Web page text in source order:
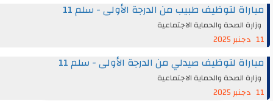
مباراة لتوظيف طبيب من الدرجة الأولى - سلم 11
وزارة الصحة والحماية الاجتماعية
11 دجنبر 2025
مباراة لتوظيف صيدلي من الدرجة الأولى - سلم 11
وزارة الصحة والحماية الاجتماعية
11 دجنبر 2025